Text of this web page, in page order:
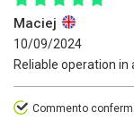
Maciej
10/09/2024
Reliable operation in
Commento